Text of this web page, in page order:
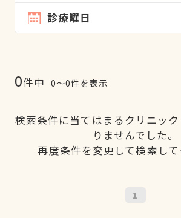
診療曜日
0件中 0〜0件を表示
検索条件に当てはまるクリニッ
りませんでした。
再度条件を変更して検索して
1